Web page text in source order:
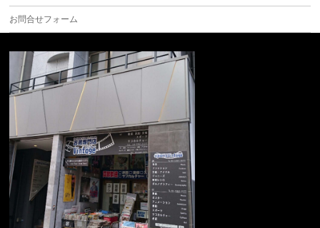
お問合せフォーム